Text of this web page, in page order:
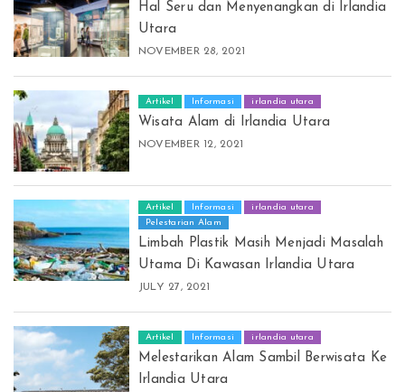
Hal Seru dan Menyenangkan di Irlandia
Utara
NOVEMBER 28, 2021
Artikel Informasi irlandia utara
Wisata Alam di Irlandia Utara
NOVEMBER 12, 2021
Artikel Informasi
irlandia utara
Pelestarian Alam
Limbah Plastik Masih Menjadi Masalah
Utama Di Kawasan Irlandia Utara
JULY 27, 2021
Artikel Informasi irlandia utara
Melestarikan Alam Sambil Berwisata Ke
Irlandia Utara